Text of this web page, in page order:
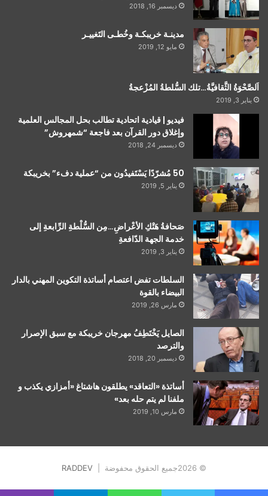
ديسمبر 16, 2018
مدينـة خريبكـة وخُطـى التَغييـر
مايو 12, 2019
اَلصَّحْوَةُ الثَّقافيَّةُ…تلك السُّلطةُ المُزْعجةُ
يناير 3, 2019
فيديو | قيادية اتحادية تطالب بحل المجالس العلمية
وإغلاق دور القرآن بعد فاجعة “شمهروش”
ديسمبر 24, 2018
50 مُشرّدًا يَسْتَفيدُون من “عملية دفء” بخريبكة
يناير 5, 2019
صَحافةُ هَتْكِ الأعْراضِ…مِن السُّلْطةِ الرِّابعةِ إلى
خدمة الجهة الدّافعةِ
يناير 3, 2019
السلطات تفض اعتصام أساتذة التكوين المهني بالدار
البيضاء بالقوة
مارس 26, 2019
الصايل يَخْتَطِفُ مهرجان خريبكة مع سبق الإصرار
والترصد
ديسمبر 20, 2018
أساتذة «التعاقد» يطلقون هاشتاغ «أمزازي يكذب و
ملفنا لم يتم حله بعد»
مارس 10, 2019
© 2026جميع الحقوق محفوضة | RADDEV